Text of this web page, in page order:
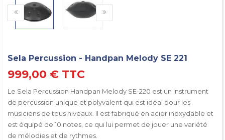
Sela Percussion - Handpan Melody SE 221
999,00 € TTC
Le Sela Percussion Handpan Melody SE-220 est un instrument
de percussion unique et polyvalent qui est idéal pour les
musiciens de tous niveaux. Il est fabriqué en acier inoxydable et
est équipé de 10 notes, ce qui lui permet de jouer une variété
de mélodies et de rythmes.